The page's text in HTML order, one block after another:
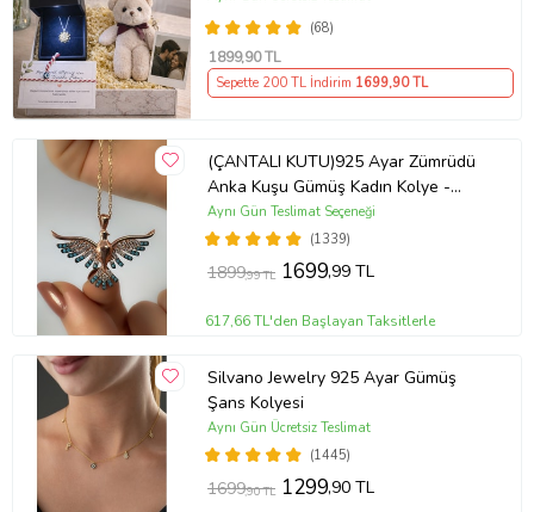
Polaroid Fotoğraf Hediye
(68)
1899,90 TL
Sepette 200 TL İndirim 1699,90 TL
(ÇANTALI KUTU)925 Ayar Zümrüdü
Anka Kuşu Gümüş Kadın Kolye -
MAVİ
(1339)
Aynı Gün Teslimat Seçeneği
1899,99 TL 1699,99 TL
617,66 TL'den Başlayan Taksitlerle
Silvano Jewelry 925 Ayar Gümüş
Şans Kolyesi
(1445)
Aynı Gün Ücretsiz Teslimat
1699,90 TL 1299,90 TL